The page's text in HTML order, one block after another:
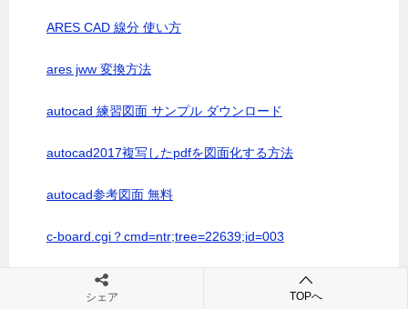
ARES CAD 線分 使い方
ares jww 変換方法
autocad 練習図面 サンプル ダウンロード
autocad2017複写したpdfを図面化する方法
autocad参考図面 無料
c-board.cgi？cmd=ntr;tree=22639;id=003
CAD ○数字
シェア TOPへ